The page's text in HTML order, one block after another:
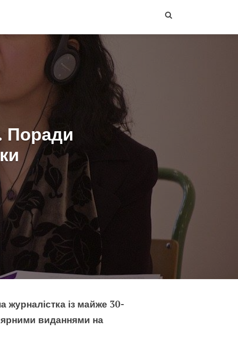
Поради
журналістка із майже 30-
виданнями на